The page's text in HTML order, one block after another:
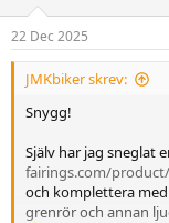
22 Dec 2025
JMKbiker skrev:
Snygg!
Själv har jag sneglat
fairings.com/
och komplettera
grenrör och annan